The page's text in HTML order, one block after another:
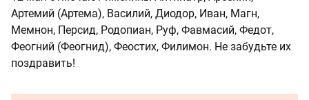
Артемий (Артема), Василий, Диодор, Иван, Магн,
Мемнон, Персид, Родопиан, Руф, Фавмасий, Федот,
Феогний (Феогнид), Феостих, Филимон. Не забудьте их
поздравить!